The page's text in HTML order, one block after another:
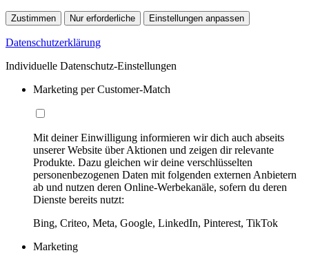
Zustimmen Nur erforderliche Einstellungen anpassen
Datenschutzerklärung
Individuelle Datenschutz-Einstellungen
Marketing per Customer-Match
Mit deiner Einwilligung informieren wir dich auch abseits
unserer Website über Aktionen und zeigen dir relevante
Produkte. Dazu gleichen wir deine verschlüsselten
personenbezogenen Daten mit folgenden externen Anbietern
ab und nutzen deren Online-Werbekanäle, sofern du deren
Dienste bereits nutzt:
Bing, Criteo, Meta, Google, LinkedIn, Pinterest, TikTok
Marketing